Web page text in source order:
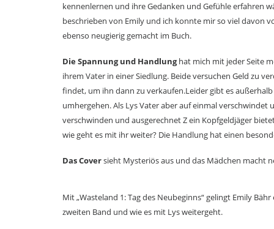
kennenlernen und ihre Gedanken und Gefühle erfahren
beschrieben von Emily und ich konnte mir so viel davon
ebenso neugierig gemacht im Buch.
Die Spannung und Handlunghat mich mit jeder Seite
ihrem Vater in einer Siedlung. Beide versuchen Geld zu
findet, um ihn dann zu verkaufen.Leider gibt es
umhergehen. Als Lys Vater aber auf einmal verschwindet
verschwinden und ausgerechnet Z ein Kopfgeldjäger
wie geht es mit ihr weiter? Die Handlung hat einen
Das Coversieht Mysteriös aus und das Mädchen macht
Mit „Wasteland 1: Tag des Neubeginns“ gelingt Emily
zweiten Band und wie es mit Lys weitergeht.